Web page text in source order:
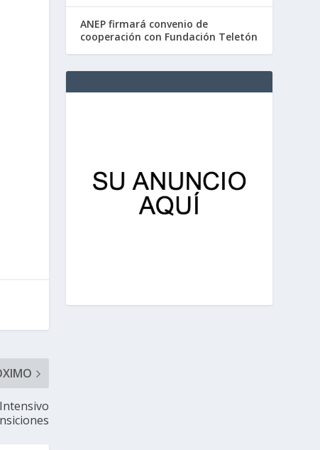
ANEP firmará convenio de
cooperación con Fundación Teletón